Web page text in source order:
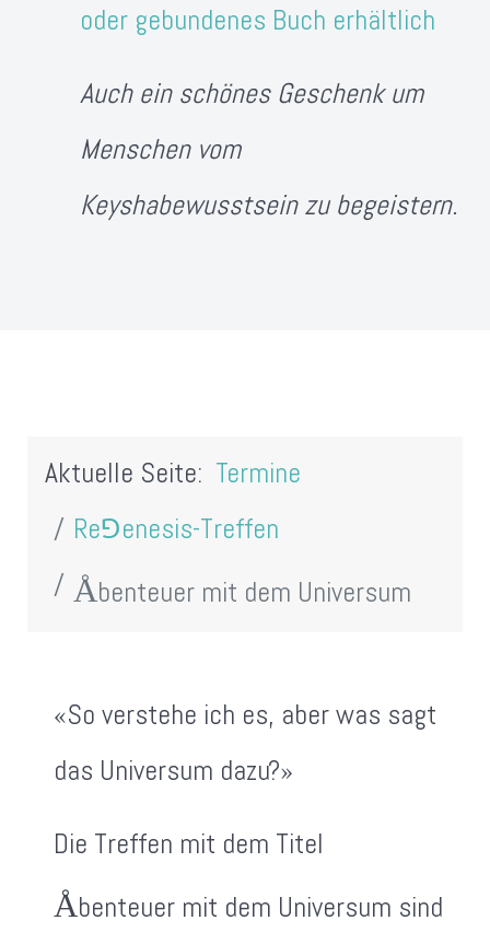
oder gebundenes Buch erhältlich
Auch ein schönes Geschenk um
Menschen vom
Keyshabewusstsein zu begeistern.
Aktuelle Seite: Termine
Re⅁enesis-Treffen
Åbenteuer mit dem Universum
«So verstehe ich es, aber was sagt
das Universum dazu?»
Die Treffen mit dem Titel
Åbenteuer mit dem Universum sind